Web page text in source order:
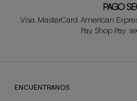
PAGO
Visa, MasterCard, American
Pay, Shop Pay,
ENCUÉNTRANOS